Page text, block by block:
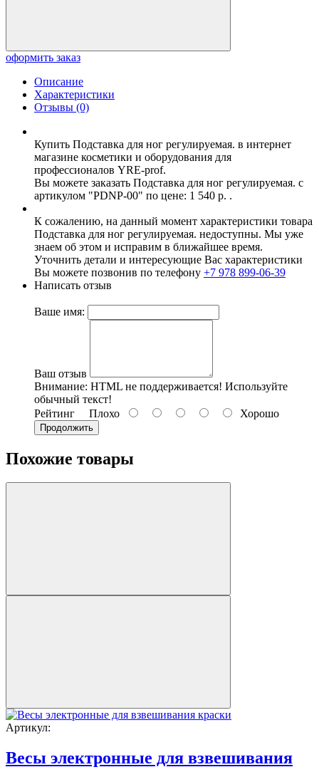
оформить заказ
Описание
Характеристики
Отзывы (0)
Купить Подставка для ног регулируемая. в интернет
магазине косметики и оборудования для
профессионалов YRE-prof.
Вы можете заказать Подставка для ног регулируемая. с
артикулом "PDNP-00" по цене: 1 540 р. .
К сожалению, на данный момент характеристики товара
Подставка для ног регулируемая. недоступны. Мы уже
знаем об этом и исправим в ближайшее время.
Уточнить детали и интересующие Вас характеристики
Вы можете позвонив по телефону +7 978 899-06-39
Написать отзыв
Ваше имя:
Ваш отзыв
Внимание: HTML не поддерживается! Используйте
обычный текст!
Рейтинг Плохо Хорошо
Продолжить
Похожие товары
Артикул:
Весы электронные для взвешивания